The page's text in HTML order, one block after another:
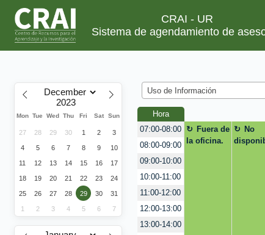
CRAI - UR
Sistema de agendamiento de
Mon Tue Wed Thu Fri Sat Sun
27 28 29 30 1 2 3
4 5 6 7 8 9 10
11 12 13 14 15 16 17
18 19 20 21 22 23 24
25 26 27 28 29 30 31
1 2 3 4 5 6 7
Uso de Información
Hora
07:00-08:00
Fuera de
la oficina.
No
08:00-09:00
09:00-10:00
10:00-11:00
11:00-12:00
12:00-13:00
13:00-14:00